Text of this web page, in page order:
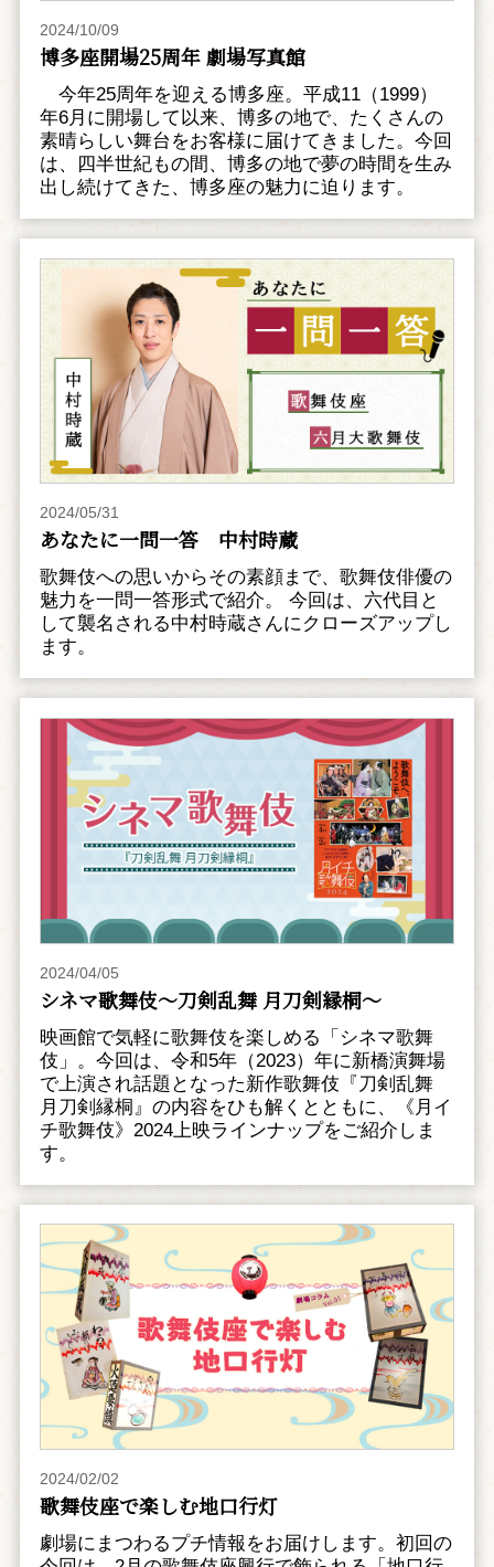
2024/10/09
博多座開場25周年 劇場写真館
今年25周年を迎える博多座。平成11（1999）
年6月に開場して以来、博多の地で、たくさんの
素晴らしい舞台をお客様に届けてきました。今回
は、四半世紀もの間、博多の地で夢の時間を生み
出し続けてきた、博多座の魅力に迫ります。
2024/05/31
あなたに一問一答 中村時蔵
歌舞伎への思いからその素顔まで、歌舞伎俳優の
魅力を一問一答形式で紹介。 今回は、六代目と
して襲名される中村時蔵さんにクローズアップし
ます。
2024/04/05
シネマ歌舞伎～刀剣乱舞 月刀剣縁桐～
映画館で気軽に歌舞伎を楽しめる「シネマ歌舞
伎」。今回は、令和5年（2023）年に新橋演舞場
で上演され話題となった新作歌舞伎『刀剣乱舞
月刀剣縁桐』の内容をひも解くとともに、《月イ
チ歌舞伎》2024上映ラインナップをご紹介しま
す。
2024/02/02
歌舞伎座で楽しむ地口行灯
劇場にまつわるプチ情報をお届けします。初回の